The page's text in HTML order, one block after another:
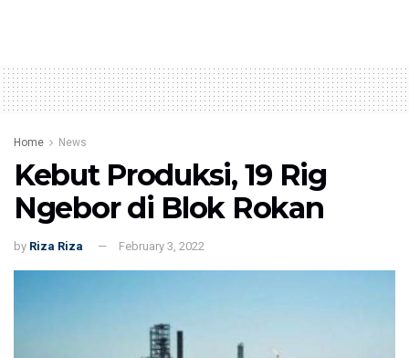
Home News
Kebut Produksi, 19 Rig
Ngebor di Blok Rokan
by Riza Riza February 3, 2022